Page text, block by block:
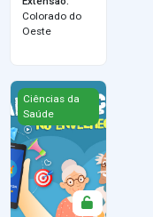
Colorado do
Oeste
Gamificação no
Ciências da
Saúde